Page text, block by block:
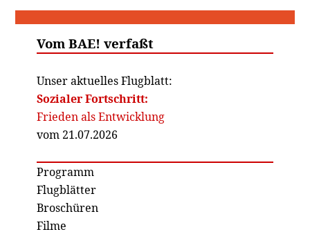
Vom BAE! verfaßt
Unser aktuelles Flugblatt:
Sozialer Fortschritt:
Frieden als Entwicklung
vom 21.07.2026
Programm
Flugblätter
Broschüren
Filme